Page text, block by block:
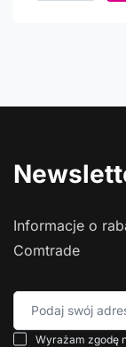
Informacje o
Comtrade
Podaj swój
Wyrażam zgodę